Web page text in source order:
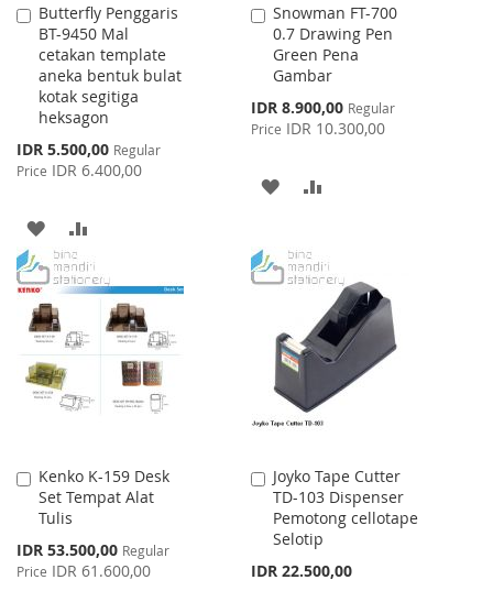
Butterfly Penggaris
BT-9450 Mal
cetakan template
aneka bentuk bulat
kotak segitiga
heksagon
Special
Price
IDR 5.500,00 Regular
Price IDR 6.400,00
Add
to
Cart
ADD
TO
WISH
LIST
TO
COMPARE
Snowman FT-700
0.7 Drawing Pen
Green Pena
Gambar
Special
Price
IDR 8.900,00 Regular
Price IDR 10.300,00
Add
to
Cart
ADD
WISHCOMPARE
Kenko K-159 Desk
Set Tempat Alat
Tulis
Special
Price
IDR 53.500,00 Regular
Price IDR 61.600,00
Add
to
Cart
Joyko Tape Cutter
TD-103 Dispenser
Pemotong cellotape
Selotip
IDR 22.500,00
Add
to
Cart